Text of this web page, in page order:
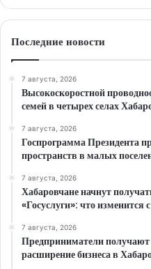
Последние новости
7 августа, 2026
Высокоскоростной
семей в четырех селах
7 августа, 2026
Госпрограмма Президента
пространств в малых
7 августа, 2026
Хабаровчане начнут
«Госуслуги»: что изменится
7 августа, 2026
Предприниматели
расширение бизнеса в